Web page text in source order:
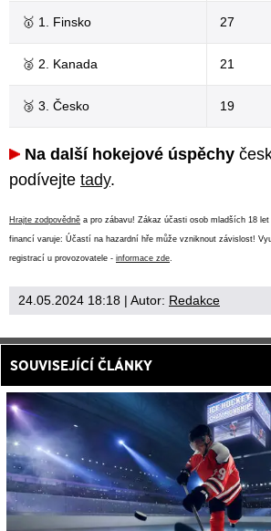
🥇 1. Finsko 27
🥈 2. Kanada 21
🥉 3. Česko 19
Na další hokejové úspěchy
podívejte tady.
Hrajte zodpovědně a pro zábavu! Zákaz účasti osob mladších 18
financí varuje: Účastí na hazardní hře může vzniknout závislost!
registrací u provozovatele - informace zde.
24.05.2024 18:18 | Autor: Redakce
SOUVISEJÍCÍ ČLÁNKY